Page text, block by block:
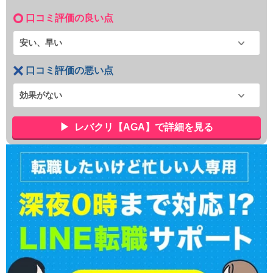
口コミ評価の良い点
安い、早い
口コミ評価の悪い点
効果がない
レバクリ【AGA】で詳細を見る